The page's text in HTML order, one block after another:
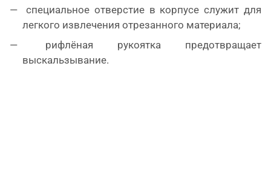
легкого извлечения отрезанного материала;
выскальзывание.